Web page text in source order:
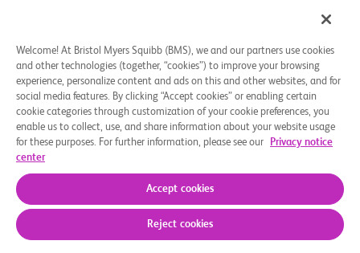
SOBRE
PRECISA DE AJUDA?
© 2026 Bristol-Myers Squibb Company
Welcome! At Bristol Myers Squibb (BMS), we and our partners use cookies
and other technologies (together, “cookies”) to improve your browsing
experience, personalize content and ads on this and other websites, and for
social media features. By clicking “Accept cookies” or enabling certain
cookie categories through customization of your cookie preferences, you
enable us to collect, use, and share information about your website usage
for these purposes. For further information, please see our
Privacy notice
center
Accept cookies
Reject cookies